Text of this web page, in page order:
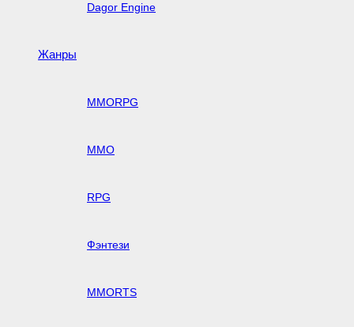
Dagor Engine
Жанры
MMORPG
MMO
RPG
Фэнтези
MMORTS